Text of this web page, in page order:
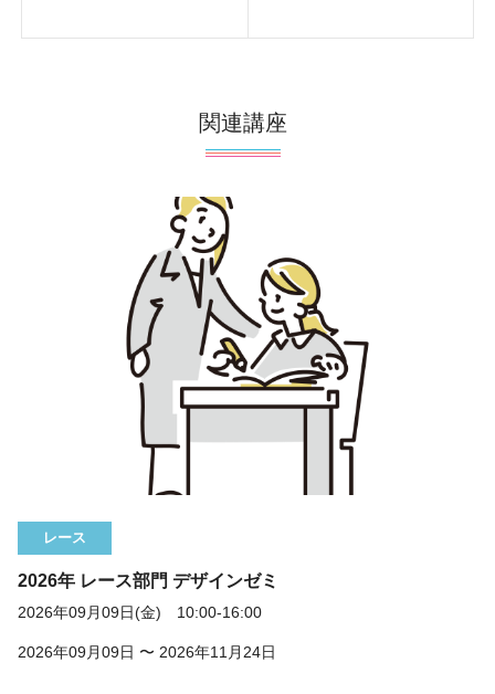
関連講座
レース
2026年 レース部門 デザインゼミ
2026年09月09日(金) 10:00-16:00
2026年09月09日 〜 2026年11月24日